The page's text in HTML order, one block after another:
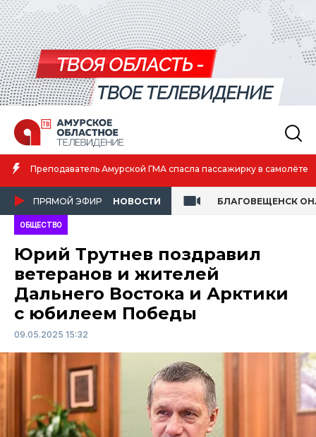
Преподаватель Амурской ГМА спасла пассажирку в самолёте
ПРЯМОЙ ЭФИР НОВОСТИ БЛАГОВЕЩЕНСК
ОБЩЕСТВО
Юрий Трутнев поздравил
ветеранов и жителей
Дальнего Востока и Арктики
с юбилеем Победы
09.05.2025 15:32